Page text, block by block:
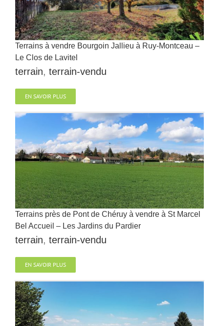
Terrains à vendre Bourgoin Jallieu à Ruy-Montceau –
Le Clos de Lavitel
terrain, terrain-vendu
EN SAVOIR PLUS
Terrains près de Pont de Chéruy à vendre à St Marcel
Bel Accueil – Les Jardins du Pardier
terrain, terrain-vendu
EN SAVOIR PLUS